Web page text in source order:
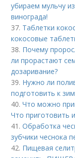
убираем мульчу
винограда!
37. Таблетки
кокосовые
38. Почему
ли прорастают
дозаривание?
39. Нужно ли
подготовить к
40.Что можно
Что приготовить
41.Обработка
зубчики чеснока
42. Пищевая